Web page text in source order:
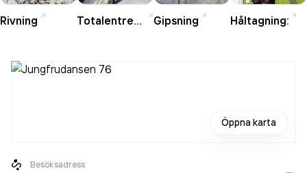
Rivning Totalentreprenad Gipsning Håltagning:
Öppna karta
Besöksadress